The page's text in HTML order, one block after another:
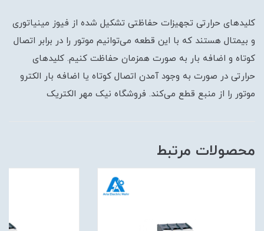
کلید‌های حرارتی تجهیزات حفاظتی تشکیل شده از فیوز مینیاتوری
و بیمتال هستند که با این قطعه می‌توانیم موتور را در برابر اتصال
کوتاه و اضافه بار به صورت همزمان حفاظت کنیم. کلید‌های
حرارتی در صورت به وجود آمدن اتصال کوتاه یا اضافه بار الکترو
موتور را از منبع قطع می‌کند. فروشگاه نیک مهر الکتریک
محصولات مرتبط